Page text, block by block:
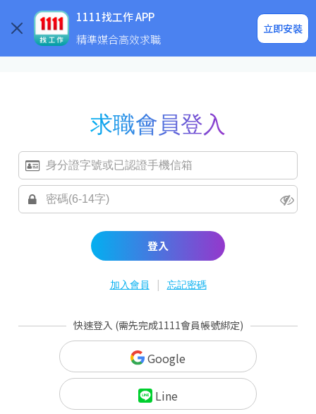
1111找工作 APP
精準媒合高效求職
立即安裝
企業求才
求職會員登入
登入
加入會員 | 忘記密碼
快速登入 (需先完成1111會員帳號綁定)
Google
Line